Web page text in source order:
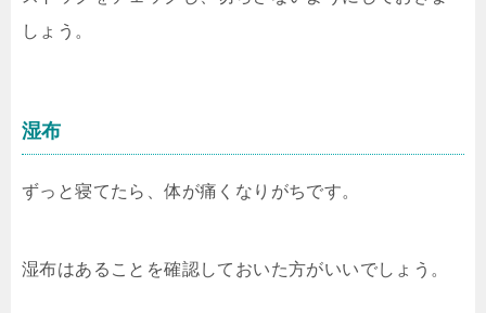
しょう。
湿布
ずっと寝てたら、体が痛くなりがちです。
湿布はあることを確認しておいた方がいいでしょう。